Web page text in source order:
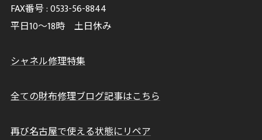
FAX番号 :0533-56-8844
平日10～18時 土日休み
シャネル修理特集
全ての財布修理ブログ記事はこちら
再び名古屋で使える状態にリペア